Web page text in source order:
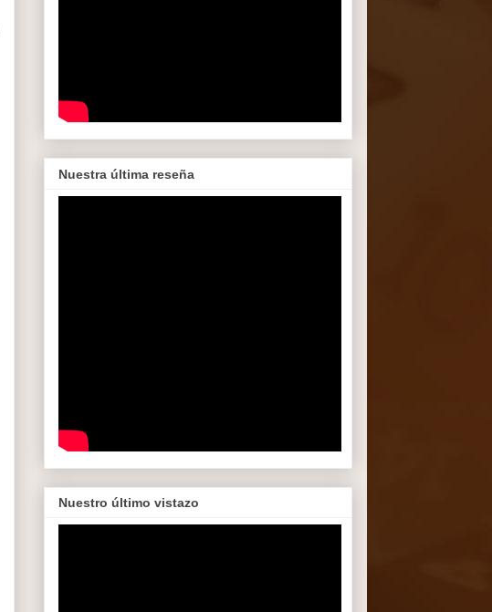
Nuestra última reseña
Nuestro último vistazo